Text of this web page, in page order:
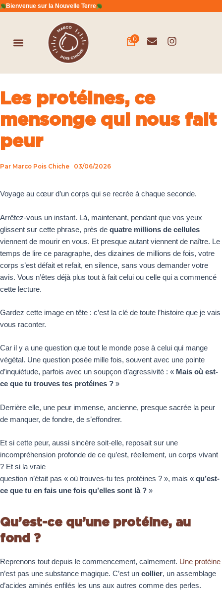
AllerBienvenue sur la Nouvelle Terre
Menu 0
Les protéines, ce
mensonge qui nous fait
peur
Par Marco Pois Chiche 03/06/2026
Voyage au cœur d’un corps qui se recrée à chaque seconde.
Arrêtez-vous un instant. Là, maintenant, pendant que vos yeux
glissent sur cette phrase, près de quatre millions de cellules
viennent de mourir en vous. Et presque autant viennent de naître. Le
temps de lire ce paragraphe, des dizaines de millions de fois, votre
corps s’est défait et refait, en silence, sans vous demander votre
avis. Vous n’êtes déjà plus tout à fait celui ou celle qui a commencé
cette lecture.
Gardez cette image en tête : c’est la clé de toute l’histoire que je vais
vous raconter.
Car il y a une question que tout le monde pose à celui qui mange
végétal. Une question posée mille fois, souvent avec une pointe
d’inquiétude, parfois avec un soupçon d’agressivité : « Mais où est-
ce que tu trouves tes protéines ? »
Derrière elle, une peur immense, ancienne, presque sacrée la peur
de manquer, de fondre, de s’effondrer.
Et si cette peur, aussi sincère soit-elle, reposait sur une
incompréhension profonde de ce qu’est, réellement, un corps vivant
? Et si la vraie
question n’était pas « où trouves-tu tes protéines ? », mais « qu’est-
ce que tu en fais une fois qu’elles sont là ? »
Qu’est-ce qu’une protéine, au
fond ?
Reprenons tout depuis le commencement, calmement. Une protéine
n’est pas une substance magique. C’est un collier, un assemblage
d’acides aminés enfilés les uns aux autres comme des perles.
Navigation